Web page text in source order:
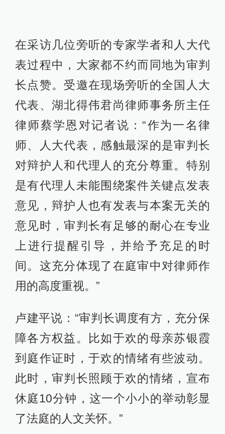
在采访几位旁听的专家学者和人大代
表过程中，大家都不约而同地为审判
长点赞。受邀在现场旁听的全国人大
代表、湖北得伟君尚律师事务所主任
律师蔡学恩对记者说：“作为一名律
师、人大代表，感触最深的是审判长
对辩护人和代理人的充分尊重。特别
是有代理人未能围绕案件关键点发表
意见，辩护人也有发表与本案无关的
意见时，审判长有足够的耐心在专业
上进行提醒引导，并给予充足的时
间。这充分体现了在庭审中对律师作
用的高度重视。”
卢建平说：“审判长调度有方，充分保
障各方权益。比如于欢的母亲苏银霞
到庭作证时，于欢的情绪有些波动。
此时，审判长照顾于欢的情绪，宣布
休庭10分钟，这一个小小的举动彰显
了法庭的人文关怀。”